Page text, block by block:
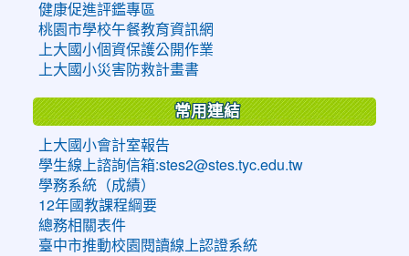
健康促進評鑑專區
桃園市學校午餐教育資訊網
上大國小個資保護公開作業
上大國小災害防救計畫書
常用連結
上大國小會計室報告
學生線上諮詢信箱:stes2@stes.tyc.edu.tw
學務系統（成績）
12年國教課程綱要
總務相關表件
臺中市推動校園閱讀線上認證系統